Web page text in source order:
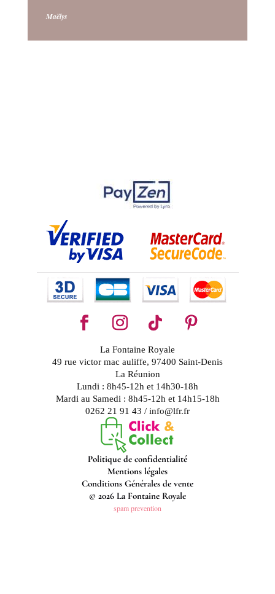
Maëlys
La Fontaine Royale
49 rue victor mac auliffe, 97400 Saint-Denis
La Réunion
Lundi : 8h45-12h et 14h30-18h
Mardi au Samedi : 8h45-12h et 14h15-18h
0262 21 91 43 / info@lfr.fr
Politique de confidentialité
Mentions légales
Conditions Générales de vente
© 2026 La Fontaine Royale
spam prevention